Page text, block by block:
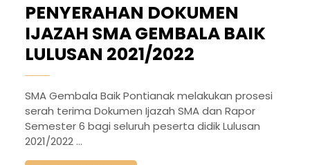
PENYERAHAN DOKUMEN
IJAZAH SMA GEMBALA BAIK
LULUSAN 2021/2022
SMA Gembala Baik Pontianak melakukan prosesi
serah terima Dokumen Ijazah SMA dan Rapor
Semester 6 bagi seluruh peserta didik Lulusan
2021/2022 ...